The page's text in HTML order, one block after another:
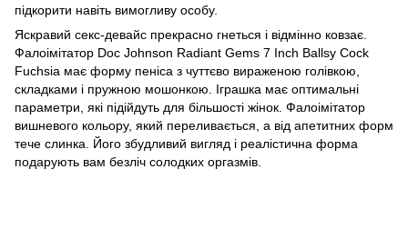
підкорити навіть вимогливу особу.
Яскравий секс-девайс прекрасно гнеться і відмінно ковзає.
Фалоімітатор Doc Johnson Radiant Gems 7 Inch Ballsy Cock
Fuchsia має форму пеніса з чуттєво вираженою голівкою,
складками і пружною мошонкою. Іграшка має оптимальні
параметри, які підійдуть для більшості жінок. Фалоімітатор
вишневого кольору, який переливається, а від апетитних форм
тече слинка. Його збудливий вигляд і реалістична форма
подарують вам безліч солодких оргазмів.